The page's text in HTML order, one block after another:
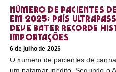
Número de pacientes
em 2025: país
deve bater recorde
importações
6 de julho de 2026
O número de pacientes de
um patamar inédito. Segundo o